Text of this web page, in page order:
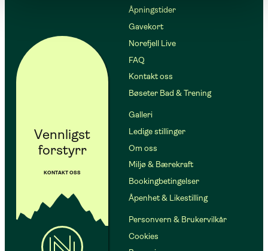
Vennligst
forstyrr
KONTAKT OSS
Åpningstider
Gavekort
Norefjell Live
FAQ
Kontakt oss
Bøseter Bad & Trening
Galleri
Ledige stillinger
Om oss
Miljø & Bærekraft
Bookingbetingelser
Åpenhet & Likestilling
Personvern & Brukervilkår
Cookies